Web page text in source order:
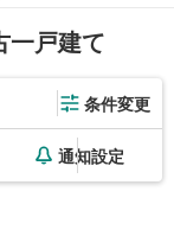
一戸建て
条件変更
通知設定